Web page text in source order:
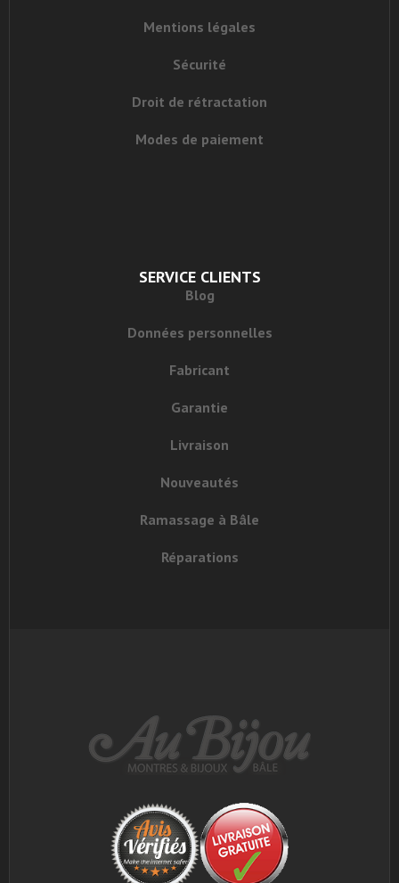
Mentions légales
Sécurité
Droit de rétractation
Modes de paiement
SERVICE CLIENTS
Blog
Données personnelles
Fabricant
Garantie
Livraison
Nouveautés
Ramassage à Bâle
Réparations